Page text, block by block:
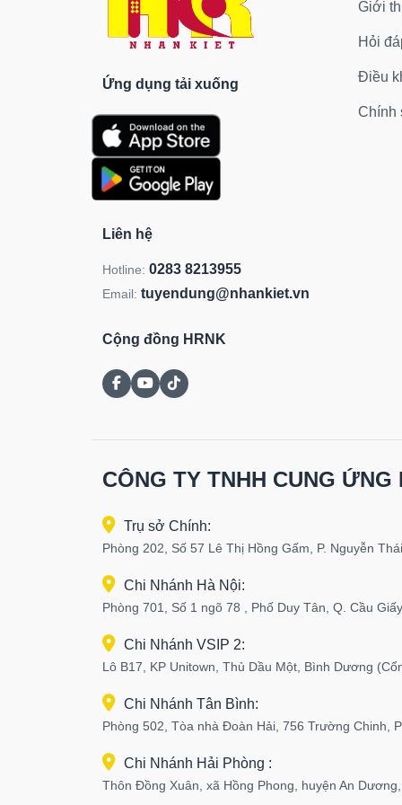
Ứng dụng tải xuống
Liên hệ
Hotline: 0283 8213955
Email: tuyendung@nhankiet.vn
Cộng đồng HRNK
Giới
Hỏi
Điều
Chính
CÔNG TY TNHH CUNG
Trụ sở Chính:
Phòng 202, Số 57 Lê Thị Hồng Gấm, P. Nguyễn
Chi Nhánh Hà Nội:
Phòng 701, Số 1 ngõ 78 , Phố Duy Tân, Q. Cầu
Chi Nhánh VSIP 2:
Lô B17, KP Unitown, Thủ Dầu Một, Bình Dương
Chi Nhánh Tân Bình:
Phòng 502, Tòa nhà Đoàn Hải, 756 Trường Chinh,
Chi Nhánh Hải Phòng :
Thôn Đồng Xuân, xã Hồng Phong, huyện An